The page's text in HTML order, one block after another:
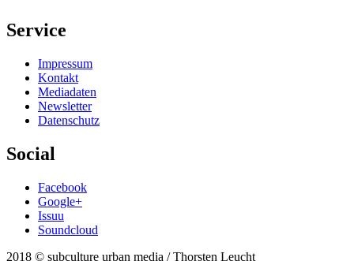
Service
Impressum
Kontakt
Mediadaten
Newsletter
Datenschutz
Social
Facebook
Google+
Issuu
Soundcloud
2018 © subculture urban media / Thorsten Leucht